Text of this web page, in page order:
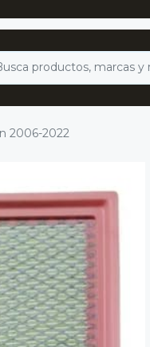
2006-2022